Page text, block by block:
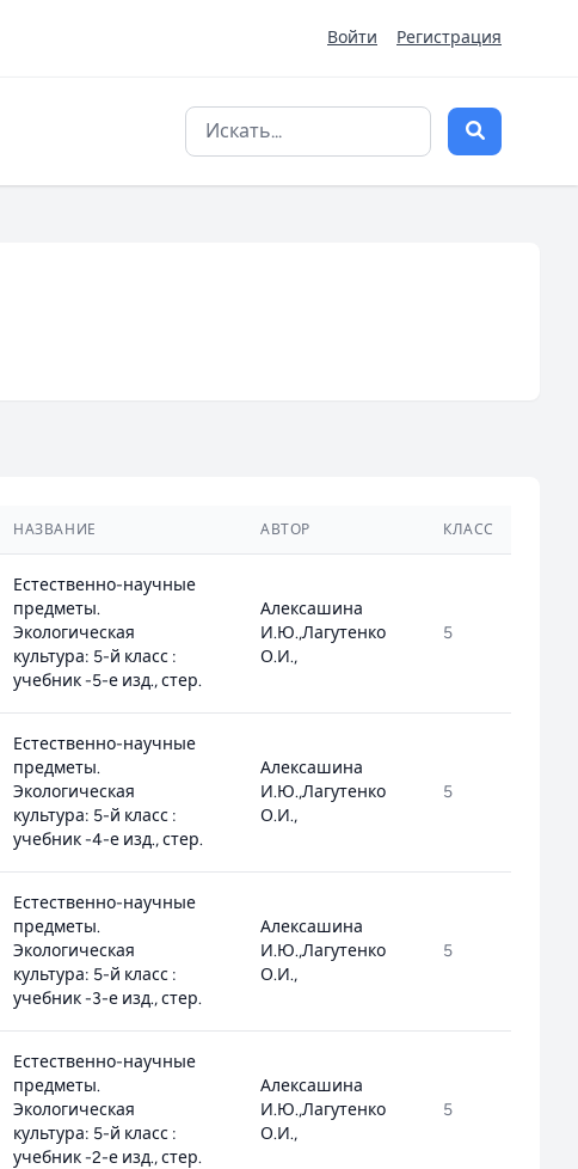
Войти Регистрация
НАЗВАНИЕ АВТОР КЛАСС
Естественно-научные
предметы.
Экологическая
культура: 5-й класс :
учебник -5-е изд., стер.
Алексашина
И.Ю.,Лагутенко
О.И.,
5
Естественно-научные
предметы.
Экологическая
культура: 5-й класс :
учебник -4-е изд., стер.
Алексашина
И.Ю.,Лагутенко
О.И.,
5
Естественно-научные
предметы.
Экологическая
культура: 5-й класс :
учебник -3-е изд., стер.
Алексашина
И.Ю.,Лагутенко
О.И.,
5
Естественно-научные
предметы.
Экологическая
культура: 5-й класс :
учебник -2-е изд., стер.
Алексашина
И.Ю.,Лагутенко
О.И.,
5